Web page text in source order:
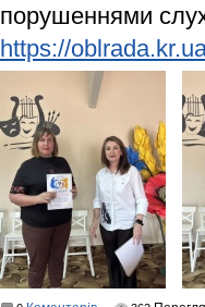
порушеннями
https://